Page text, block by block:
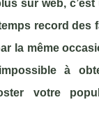
sur web,
record des
la même
à
votre